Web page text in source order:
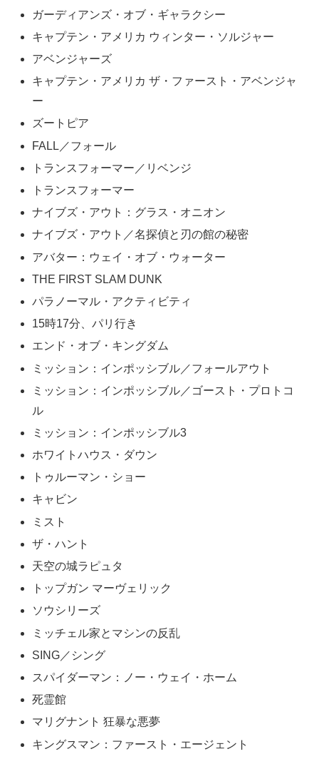
ガーディアンズ・オブ・ギャラクシー
キャプテン・アメリカ ウィンター・ソルジャー
アベンジャーズ
キャプテン・アメリカ ザ・ファースト・アベンジャ
ー
ズートピア
FALL／フォール
トランスフォーマー／リベンジ
トランスフォーマー
ナイブズ・アウト：グラス・オニオン
ナイブズ・アウト／名探偵と刃の館の秘密
アバター：ウェイ・オブ・ウォーター
THE FIRST SLAM DUNK
パラノーマル・アクティビティ
15時17分、パリ行き
エンド・オブ・キングダム
ミッション：インポッシブル／フォールアウト
ミッション：インポッシブル／ゴースト・プロトコ
ル
ミッション：インポッシブル3
ホワイトハウス・ダウン
トゥルーマン・ショー
キャビン
ミスト
ザ・ハント
天空の城ラピュタ
トップガン マーヴェリック
ソウシリーズ
ミッチェル家とマシンの反乱
SING／シング
スパイダーマン：ノー・ウェイ・ホーム
死霊館
マリグナント 狂暴な悪夢
キングスマン：ファースト・エージェント